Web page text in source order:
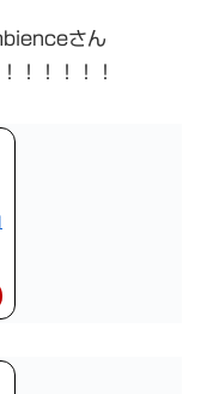
さん
！！！！！